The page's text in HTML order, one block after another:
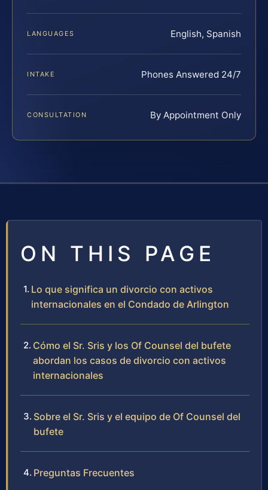
LANGUAGES English, Spanish
INTAKE Phones Answered 24/7
CONSULTATION By Appointment Only
ON THIS PAGE
Lo que significa un divorcio con activos
internacionales en el Condado de Arlington
Cómo el Sr. Sris y los Of Counsel del bufete
abordan los casos de divorcio con activos
internacionales
Sobre el Sr. Sris y el equipo de Of Counsel del
bufete
Preguntas Frecuentes